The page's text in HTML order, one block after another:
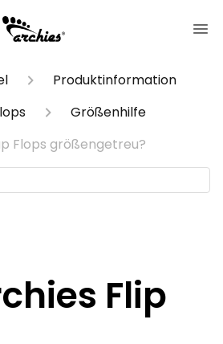
Produktinformation
Größenhilfe
Flops größengetreu?
Flip